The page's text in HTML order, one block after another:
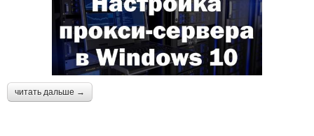
читать дальше →